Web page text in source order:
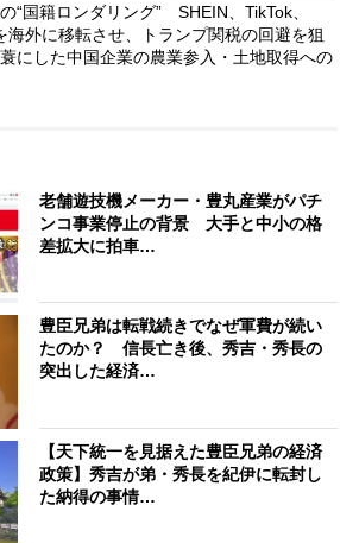
“国籍ロンダリング” SHEIN、TikTok、
外に移転させ、トランプ関税の回避を狙
にした中国企業の農業参入・土地取得への
老舗遊技機メーカー・豊丸産業がパチ
ンコ事業停止の背景 大手と中小の格
差拡大に拍車…
豊臣兄弟は転戦続きでなぜ軍費が続い
たのか？ 信長亡き後、秀吉・秀長の
突出した経済…
【天下統一を見据えた豊臣兄弟の経済
政策】秀吉が弟・秀長を紀伊に転封し
た納得の事情…